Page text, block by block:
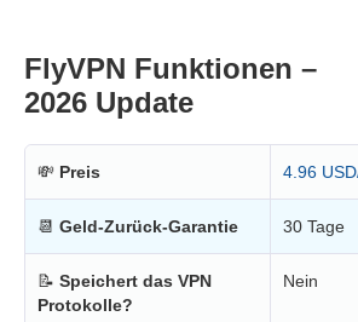
FlyVPN Funktionen –
2026 Update
💸 Preis 4.96
📆 Geld-Zurück-Garantie 30 Tage
📝 Speichert das VPN
Protokolle?
Nein